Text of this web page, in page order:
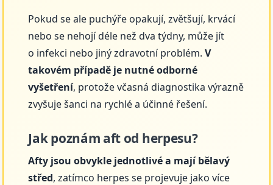
Pokud se ale puchýře opakují, zvětšují, krvácí
nebo se nehojí déle než dva týdny, může jít
o infekci nebo jiný zdravotní problém.V
takovém případě je nutné odborné
vyšetření, protože včasná diagnostika výrazně
zvyšuje šanci na rychlé a účinné řešení.
Jak poznám aft od herpesu?
Afty jsou obvykle jednotlivé a mají bělavý
střed, zatímco herpes se projevuje jako více